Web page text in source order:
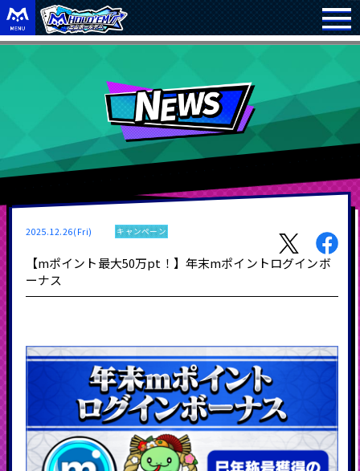
2025.12.26(Fri) キャンペーン
【mポイント最大50万pt！】年末mポイントログインボ
ーナス